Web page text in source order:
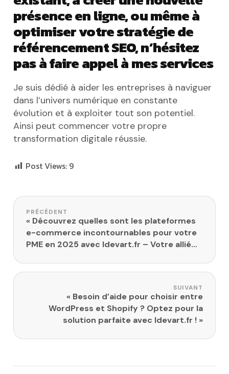
présence en ligne, ou même à
optimiser votre stratégie de
référencement SEO, n’hésitez
pas à faire appel à mes services
Je suis dédié à aider les entreprises à naviguer
dans l’univers numérique en constante
évolution et à exploiter tout son potentiel.
Ainsi peut commencer votre propre
transformation digitale réussie.
Post Views: 9
Navigation de l’article
PRÉCÉDENT
« Découvrez quelles sont les plateformes
e-commerce incontournables pour votre
PME en 2025 avec Idevart.fr – Votre allié
SUIVANT
« Besoin d’aide pour choisir entre
WordPress et Shopify ? Optez pour la
solution parfaite avec Idevart.fr ! »